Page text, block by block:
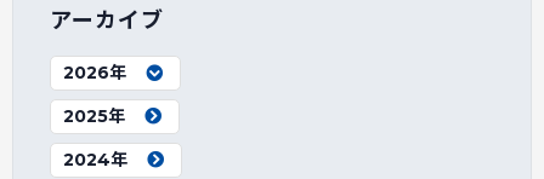
アーカイブ
2026年
2025年
2024年